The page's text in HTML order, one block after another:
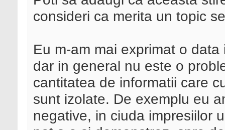
consideri ca merita un topic
Eu m-am mai exprimat o
dar in general nu este o
cantitatea de informatii care
sunt izolate. De exemplu eu
negative, in ciuda impresiilor